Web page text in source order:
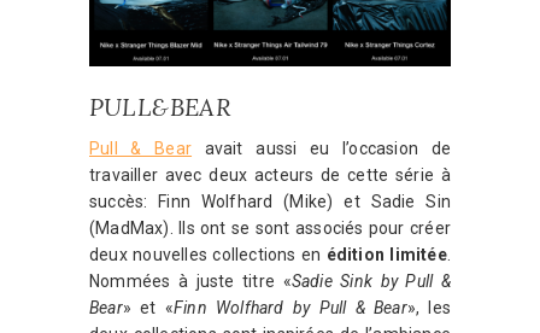
PULL&BEAR
Pull & Bear avait aussi eu l’occasion de
travailler avec deux acteurs de cette série à
succès: Finn Wolfhard (Mike) et Sadie Sin
(MadMax). Ils ont se sont associés pour créer
deux nouvelles collections en édition limitée.
Nommées à juste titre «Sadie Sink by Pull &
Bear» et «Finn Wolfhard by Pull & Bear», les